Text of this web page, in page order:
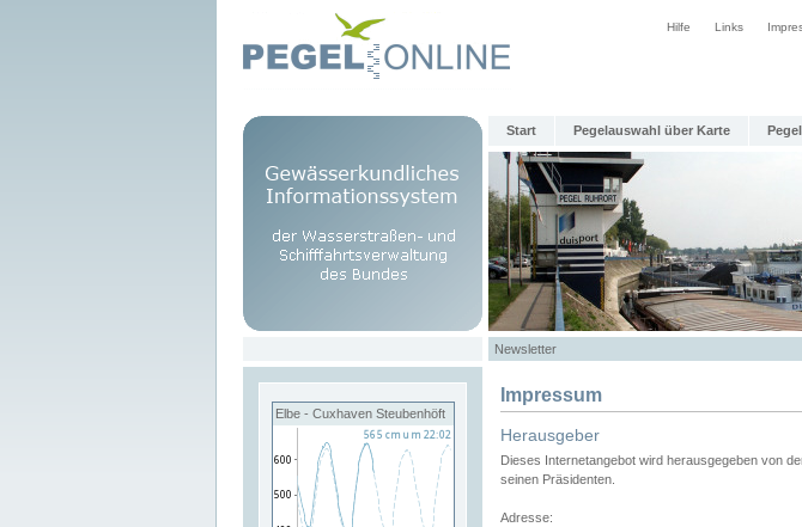
Hilfe Links
Start Pegelauswahl über Karte
Newsletter
Elbe - Cuxhaven Steubenhöft
Impressum
Herausgeber
Dieses Internetangebot wird herausgegeben von
seinen Präsidenten.
Adresse: